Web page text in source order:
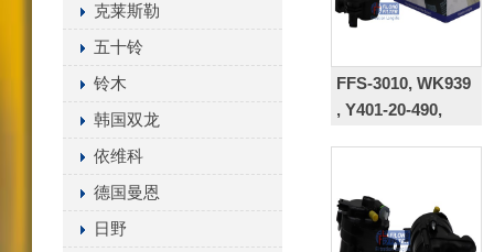
克莱斯勒
五十铃
铃木
韩国双龙
依维科
德国曼恩
日野
FFS-3010, WK939
, Y401-20-490,
9641789680,
9646231080